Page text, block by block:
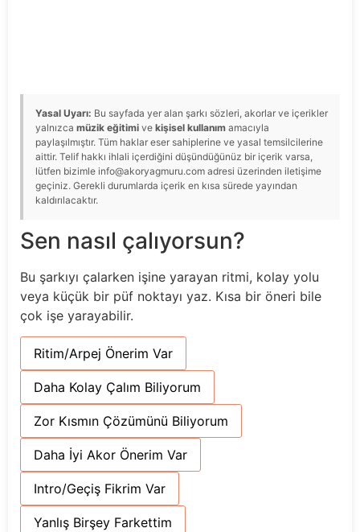
Yasal Uyarı: Bu sayfada yer alan şarkı sözleri, akorlar ve içerikler
yalnızca müzik eğitimi ve kişisel kullanım amacıyla
paylaşılmıştır. Tüm haklar eser sahiplerine ve yasal temsilcilerine
aittir. Telif hakkı ihlali içerdiğini düşündüğünüz bir içerik varsa,
lütfen bizimle info@akoryagmuru.com adresi üzerinden iletişime
geçiniz. Gerekli durumlarda içerik en kısa sürede yayından
kaldırılacaktır.
Sen nasıl çalıyorsun?
Bu şarkıyı çalarken işine yarayan ritmi, kolay yolu
veya küçük bir püf noktayı yaz. Kısa bir öneri bile
çok işe yarayabilir.
Ritim/Arpej Önerim Var
Daha Kolay Çalım Biliyorum
Zor Kısmın Çözümünü Biliyorum
Daha İyi Akor Önerim Var
Intro/Geçiş Fikrim Var
Yanlış Birşey Farkettim